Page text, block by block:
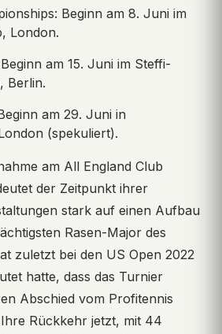
Beginn am 8. Juni im
London.
am 15. Juni im Steffi-
Berlin.
am 29. Juni in
(spekuliert).
am All England Club
der Zeitpunkt ihrer
stark auf einen Aufbau
Rasen-Major des
zuletzt bei den US Open 2022
hatte, dass das Turnier
Abschied vom Profitennis
Rückkehr jetzt, mit 44